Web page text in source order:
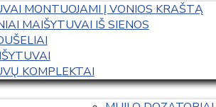
MONTUOJAMI Į VONIOS KRAŠTĄ
MAIŠYTUVAI IŠ SIENOS
KOMPLEKTAI